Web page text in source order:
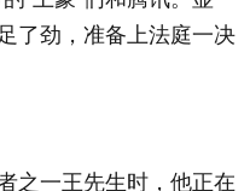
了劲，准备上法庭一决
之一王先生时，他正在